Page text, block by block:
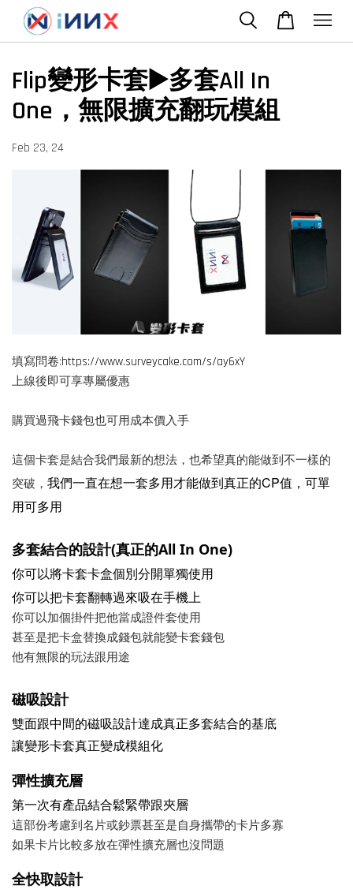
Flip變形卡套▶️多套All In
One，無限擴充翻玩模組
Feb 23, 24
填寫問卷:https://www.surveycake.com/s/ay6xY
上線後即可享專屬優惠
購買過飛卡錢包也可用成本價入手
這個卡套是結合我們最新的想法，也希望真的能做到不一樣的
突破， 我們一直在想一套多用才能做到真正的CP值，可單
用可多用
多套結合的設計(真正的All In One)
你可以將卡套卡盒個別分開單獨使用
你可以把卡套翻轉過來吸在手機上
你可以加個掛件把他當成證件套使用
甚至是把卡盒替換成錢包就能變卡套錢包
他有無限的玩法跟用途
磁吸設計
雙面跟中間的磁吸設計達成真正多套結合的基底
讓變形卡套真正變成模組化
彈性擴充層
第一次有產品結合鬆緊帶跟夾層
這部份考慮到名片或鈔票甚至是自身攜帶的卡片多寡
如果卡片比較多放在彈性擴充層也沒問題
全快取設計